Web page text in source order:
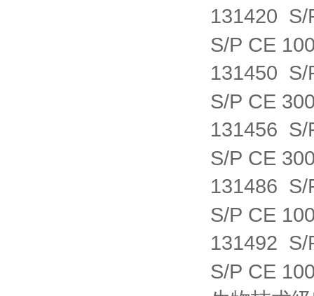
131420 S/
S/P CE
131450 S/
S/P CE
131456 S/
S/P CE
131486 S/
S/P CE
131492 S/
S/P CE